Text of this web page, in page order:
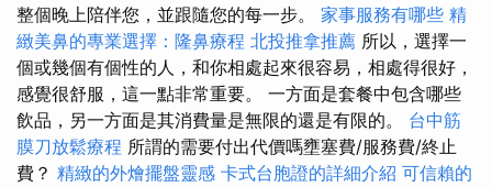
整個晚上陪伴您，並跟隨您的每一步。 家事服務有哪些 精
緻美鼻的專業選擇：隆鼻療程 北投推拿推薦 所以，選擇一
個或幾個有個性的人，和你相處起來很容易，相處得很好，
感覺很舒服，這一點非常重要。 一方面是套餐中包含哪些
飲品，另一方面是其消費量是無限的還是有限的。 台中筋
膜刀放鬆療程 所謂的需要付出代價嗎壅塞費/服務費/終止
費？ 精緻的外燴擺盤靈感 卡式台胞證的詳細介紹 可信賴的